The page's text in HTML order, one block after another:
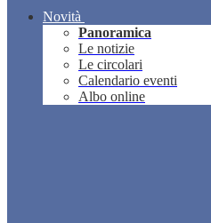
Novità
Panoramica
Le notizie
Le circolari
Calendario eventi
Albo online